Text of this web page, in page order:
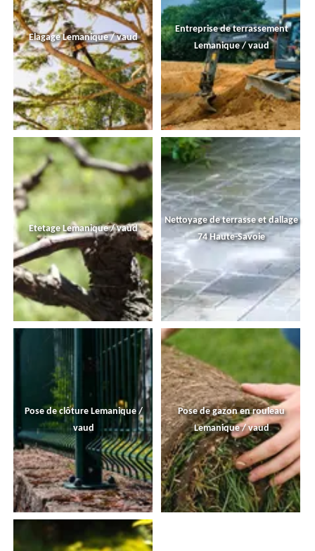
Elagage Lemanique / vaud
Entreprise de terrassement
Lemanique / vaud
Etetage Lemanique / vaud
Nettoyage de terrasse et dallage
74 Haute-Savoie
Pose de clôture Lemanique /
vaud
Pose de gazon en rouleau
Lemanique / vaud